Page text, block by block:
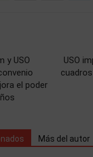
y USO
el poder
USO
Más del autor